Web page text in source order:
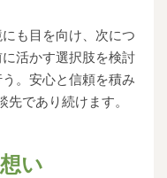
も目を向け、次につ
活かす選択肢を検討
。安心と信頼を積み
であり続けます。
い